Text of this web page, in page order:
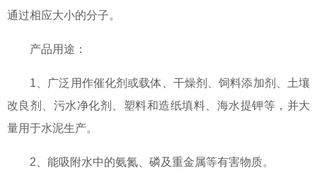
通过相应大小的分子。
产品用途：
1、广泛用作催化剂或载体、干燥剂、饲料添加剂、土壤
改良剂、污水净化剂、塑料和造纸填料、海水提钾等，并大
量用于水泥生产。
2、能吸附水中的氨氮、磷及重金属等有害物质。